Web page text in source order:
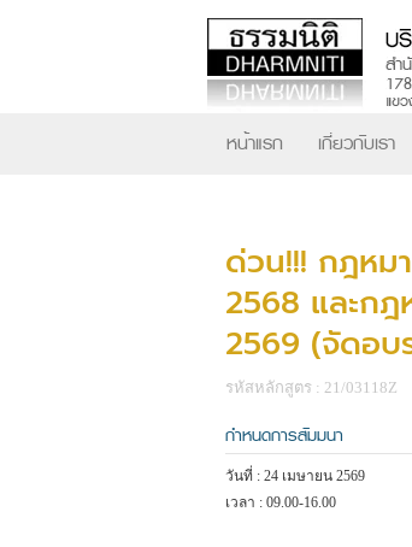
หน้าแรก เกี่ยวกับเรา
ด่วน!!! กฎหม
2568 และก
2569 (จัดอบ
รหัสหลักสูตร : 21/03118Z
กำหนดการสัมมนา
วันที่ : 24 เมษายน 2569
เวลา : 09.00-16.00